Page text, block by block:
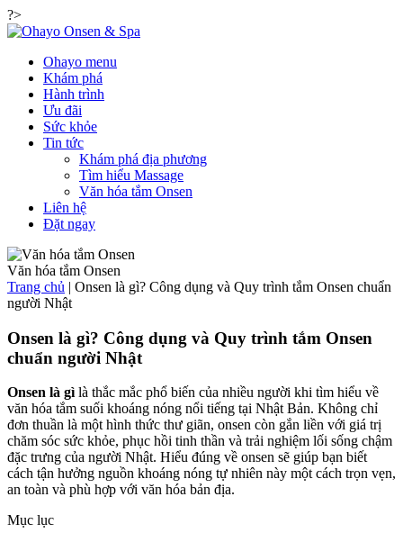
?>
Ohayo menu
Khám phá
Hành trình
Ưu đãi
Sức khỏe
Tin tức
Khám phá địa phương
Tìm hiểu Massage
Văn hóa tắm Onsen
Liên hệ
Đặt ngay
Văn hóa tắm Onsen
Trang chủ | Onsen là gì? Công dụng và Quy trình tắm Onsen chuẩn
người Nhật
Onsen là gì? Công dụng và Quy trình tắm Onsen
chuẩn người Nhật
Onsen là gìlà thắc mắc phổ biến của nhiều người khi tìm hiểu về
văn hóa tắm suối khoáng nóng nổi tiếng tại Nhật Bản. Không chỉ
đơn thuần là một hình thức thư giãn, onsen còn gắn liền với giá trị
chăm sóc sức khỏe, phục hồi tinh thần và trải nghiệm lối sống chậm
đặc trưng của người Nhật. Hiểu đúng về onsen sẽ giúp bạn biết
cách tận hưởng nguồn khoáng nóng tự nhiên này một cách trọn vẹn,
an toàn và phù hợp với văn hóa bản địa.
Mục lục